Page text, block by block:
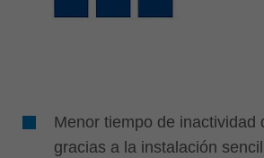
Menor tiempo de inactividad
gracias a la instalación